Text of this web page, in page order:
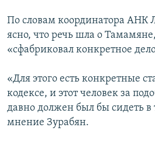
По словам координатора АНК
ясно, что речь шла о
«сфабриковал конкретное
«Для этого есть конкретные
кодексе, и этот человек за
давно должен был бы сидеть
мнение Зурабян.